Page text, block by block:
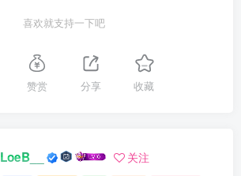
喜欢就支持一下吧
赞赏 分享 收藏
LoeB__ 关注